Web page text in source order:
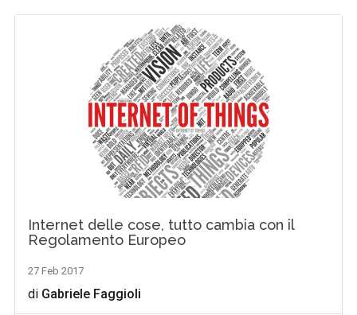
Internet delle cose, tutto cambia con il
Regolamento Europeo
27 Feb 2017
di Gabriele Faggioli